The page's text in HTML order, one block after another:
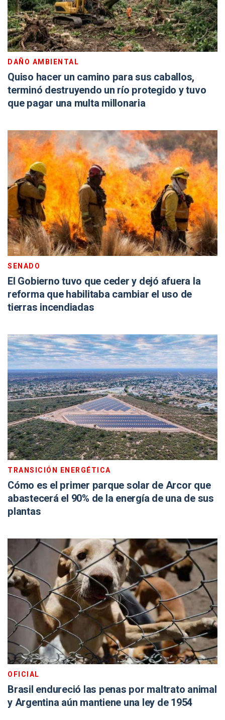
DAÑO AMBIENTAL
Quiso hacer un camino para sus caballos,
terminó destruyendo un río protegido y tuvo
que pagar una multa millonaria
SENADO
El Gobierno tuvo que ceder y dejó afuera la
reforma que habilitaba cambiar el uso de
tierras incendiadas
TRANSICIÓN ENERGÉTICA
Cómo es el primer parque solar de Arcor que
abastecerá el 90% de la energía de una de sus
plantas
OFICIAL
Brasil endureció las penas por maltrato animal
y Argentina aún mantiene una ley de 1954